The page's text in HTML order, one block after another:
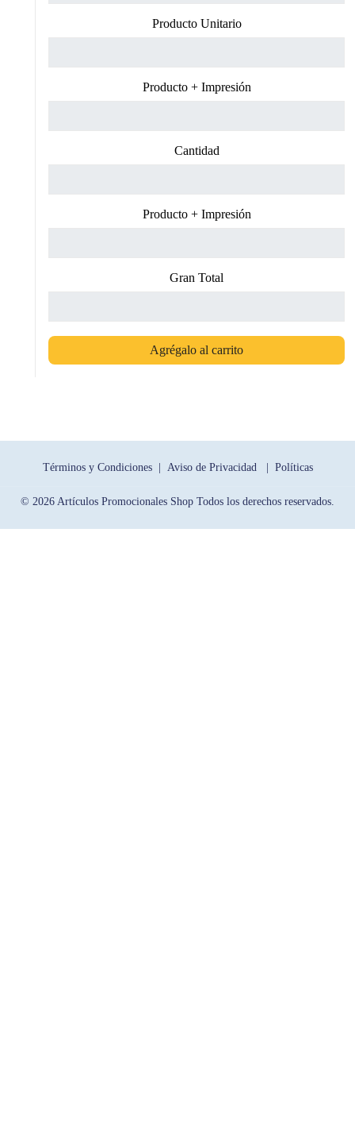
Producto Unitario
Producto + Impresión
Cantidad
Producto + Impresión
Gran Total
Agrégalo al carrito
Términos y Condiciones | Aviso de Privacidad | Políticas
© 2026 Artículos Promocionales Shop Todos los derechos reservados.